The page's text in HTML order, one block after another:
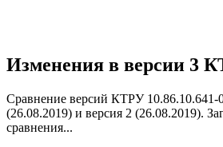
Изменения в версии 3
Сравнение версий КТРУ 10.86.10.641-
(26.08.2019) и версия 2 (26.08.2019).
сравнения...